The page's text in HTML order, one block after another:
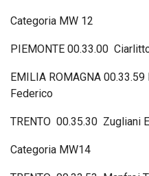
Categoria MW 12
PIEMONTE 00.33.00
EMILIA ROMAGNA
Federico
TRENTO 00.35.30 Zugliani
Categoria MW14